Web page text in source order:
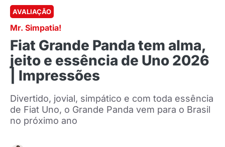
AVALIAÇÃO
Mr. Simpatia!
Fiat Grande Panda tem alma,
jeito e essência de Uno 2026
| Impressões
Divertido, jovial, simpático e com toda essência
de Fiat Uno, o Grande Panda vem para o Brasil
no próximo ano